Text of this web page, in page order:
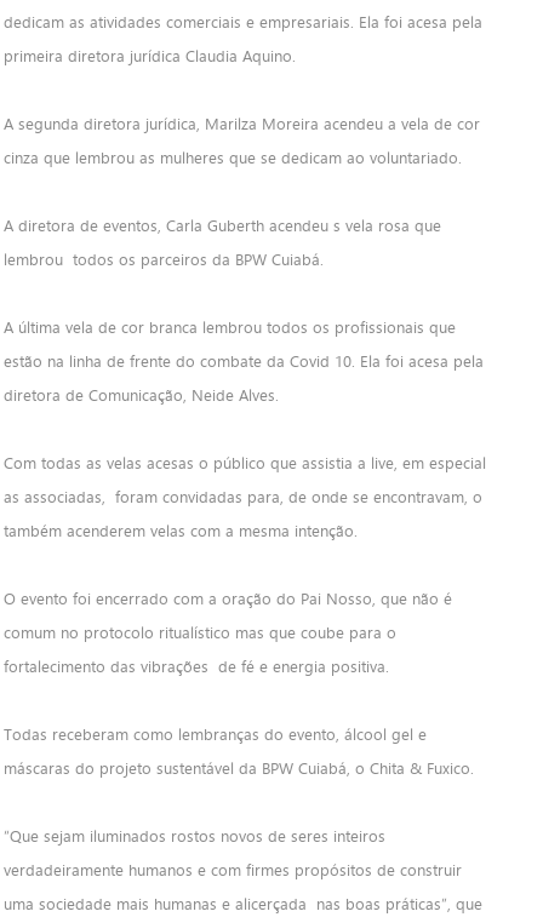
dedicam as atividades comerciais e empresariais. Ela foi acesa pela
primeira diretora jurídica Claudia Aquino.
A segunda diretora jurídica, Marilza Moreira acendeu a vela de cor
cinza que lembrou as mulheres que se dedicam ao voluntariado.
A diretora de eventos, Carla Guberth acendeu s vela rosa que
lembrou todos os parceiros da BPW Cuiabá.
A última vela de cor branca lembrou todos os profissionais que
estão na linha de frente do combate da Covid 10. Ela foi acesa pela
diretora de Comunicação, Neide Alves.
Com todas as velas acesas o público que assistia a live, em especial
as associadas, foram convidadas para, de onde se encontravam, o
também acenderem velas com a mesma intenção.
O evento foi encerrado com a oração do Pai Nosso, que não é
comum no protocolo ritualístico mas que coube para o
fortalecimento das vibrações de fé e energia positiva.
Todas receberam como lembranças do evento, álcool gel e
máscaras do projeto sustentável da BPW Cuiabá, o Chita & Fuxico.
“Que sejam iluminados rostos novos de seres inteiros
verdadeiramente humanos e com firmes propósitos de construir
uma sociedade mais humanas e alicerçada nas boas práticas”, que